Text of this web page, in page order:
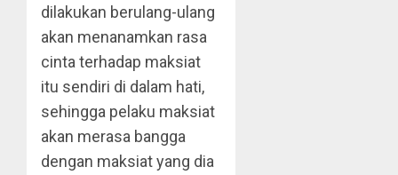
dilakukan berulang-ulang
akan menanamkan rasa
cinta terhadap maksiat
itu sendiri di dalam hati,
sehingga pelaku maksiat
akan merasa bangga
dengan maksiat yang dia